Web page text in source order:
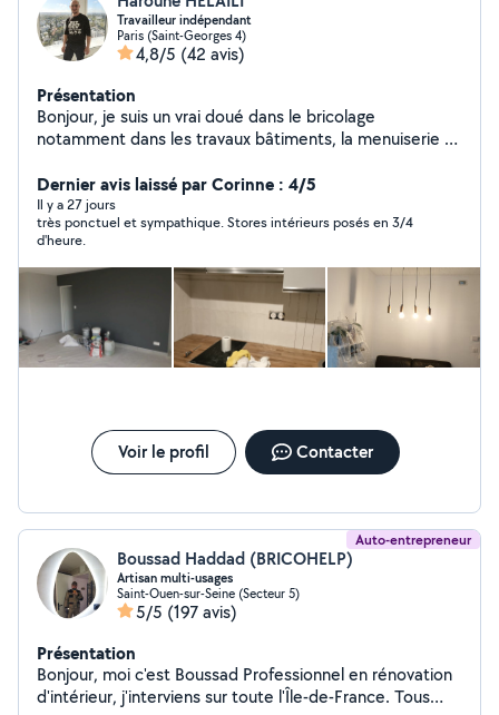
Travailleur indépendant
Paris (Saint-Georges 4)
4,8/5 (42 avis)
Présentation
Bonjour, je suis un vrai doué dans le bricolage
notamment dans les travaux bâtiments, la menuiserie et
Dernier avis laissé par Corinne : 4/5
Il y a 27 jours
très ponctuel et sympathique. Stores intérieurs posés en 3/4
d'heure.
Voir le profil Contacter
Auto-entrepreneur
Boussad Haddad (BRICOHELP)
Artisan multi-usages
Saint-Ouen-sur-Seine (Secteur 5)
5/5 (197 avis)
Présentation
Bonjour, moi c'est Boussad Professionnel en rénovation
d'intérieur, j'interviens sur toute l'Île-de-France. Tous